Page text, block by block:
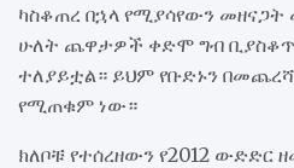
ካስቆጠረ በኋላ የሚያሳየውን
ሁለት ጨዋታዎች ቀድሞ ግብ
ተለያይቷል። ይህም የቡድኑን
የሚጠቁም ነው።
ክለቦቹ የተሰረዘውን የ2012 ውድድር